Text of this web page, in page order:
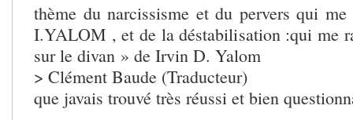
thème du narcissisme et du pervers qui
I.YALOM , et de la déstabilisation :qui me
sur le divan » de Irvin D. Yalom
> Clément Baude (Traducteur)
que javais trouvé très réussi et bien